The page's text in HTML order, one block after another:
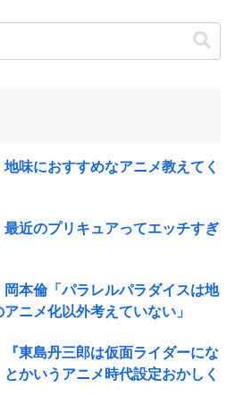
地味におすすめなアニメ教えてく
最近のプリキュアってエッチすぎ
岡本倫「パラレルパラダイスは地
ニメ化以外考えていない」
『東島丹三郎は仮面ライダーにな
とかいうアニメ時代設定おかしく